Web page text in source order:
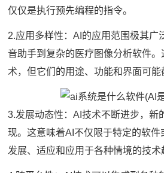
仅仅是执行预先编程的指令。
2.应用多样性：AI的应用范围极其广
音助手到复杂的医疗图像分析软件
术，但它们的用途、功能和界面可能
3.发展动态性：AI技术不断进步，新
现。这意味着AI不仅限于特定的软
发展、适应和应用于各种情境的技术